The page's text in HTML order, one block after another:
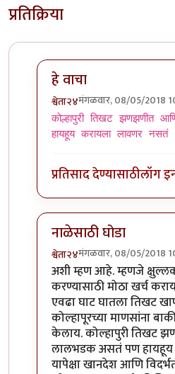
प्रतिक्रिया
हे वाचा
श्वेता२४मंगळवार, 08/05/2018
In reply toतुमचं आपलं
कोल्हापुरी तिखट झणझणीत
हायहूय करायला लावणर नसतं
प्रतिसाद देण्यासाठीलॉग
नाळेसाठी घोडा
श्वेता२४मंगळवार, 08/05/2018
In reply toनाळेसाठी
अशी म्हण आहे. म्हणजे क्षुल्लक
करण्यासाठी मोठा खर्च
एवढा घाट घातला तिखट
कोल्हापूरच्या माणसांना
केलाय. कोल्हापुरी तिखट
लालभडक असतं पण हायहूय
यापेक्षा खानदेश आणि